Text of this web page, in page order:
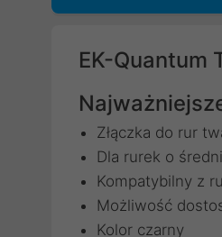
EK-Quantum
Złączka do rur
Dla rurek o
Kompatybilny z
Możliwość
Kolor czarny